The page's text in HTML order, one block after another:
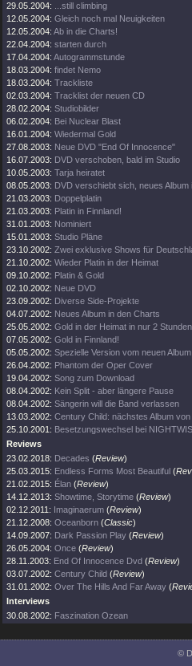
29.05.2004:
...still climbing
12.05.2004: Gleich noch mal Neuigkeiten
12.05.2004: Ab in die Charts!
22.04.2004: starten durch
17.04.2004: Autogrammstunde
18.03.2004: findet Nemo
18.03.2004: Trackliste
02.03.2004: Tracklist der neuen CD
28.02.2004: Studiobilder
06.02.2004: Bei Nuclear Blast
16.01.2004: Wiedermal Gold
27.08.2003: Neue DVD "End Of Innocence"
16.07.2003: DVD verschoben, bald im Studio
10.05.2003: Tarja heiratet
08.05.2003: DVD verschiebt sich, neues Album
21.03.2003: Doppelplatin
21.03.2003: Platin in Finnland!
31.01.2003: Nominiert
15.01.2003: Studio Pläne
23.10.2002: Zwei exklusive Shows für
21.10.2002: Wieder Platin in der Heimat
09.10.2002: Platin & Gold
02.10.2002: Neue DVD
23.09.2002: Diverse Side-Projekte
04.07.2002: Neues Album in den Charts
25.05.2002: Gold in der Heimat in nur 2 Stunden
07.05.2002: Gold in Finnland!
05.05.2002: Spezielle Version vom neuen Album
26.04.2002: Phantom der Oper Cover
19.04.2002: Song zum Download
08.04.2002: Kein Split - aber längere Pause
08.04.2002: Sängerin will die Band verlassen
13.03.2002: Century Child: nächstes Album
25.10.2001: Besetzungswechsel bei
Reviews
23.02.2018: Decades (Review)
25.03.2015: Endless Forms Most Beautiful (
21.02.2015: Élan (Review)
14.12.2013: Showtime, Storytime (Review)
02.12.2011: Imaginaerum (Review)
21.12.2008: Oceanborn (Classic)
14.09.2007: Dark Passion Play (Review)
26.05.2004: Once (Review)
28.11.2003: End Of Innocence Dvd (Review)
03.07.2002: Century Child (Review)
31.01.2002: Over The Hills And Far Away (
Interviews
30.08.2002: Faszination Ozean
©